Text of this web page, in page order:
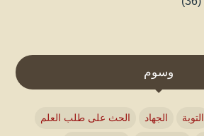
وسوم
التوبة الجهاد الحث على طلب العلم